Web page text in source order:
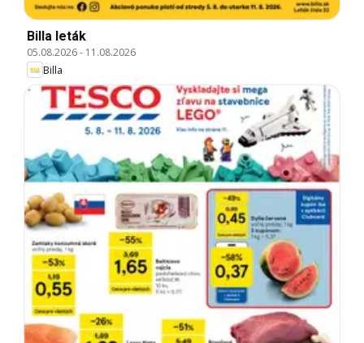
Billa leták
05.08.2026- 11.08.2026
Billa